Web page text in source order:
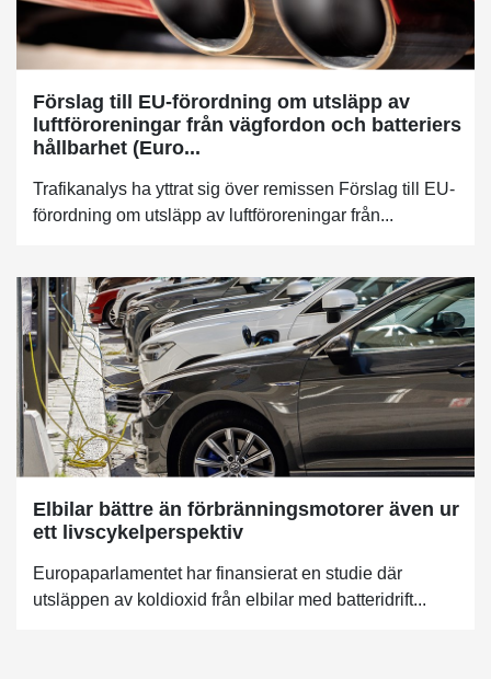
Förslag till EU-förordning om utsläpp av
luftföroreningar från vägfordon och batteriers
hållbarhet (Euro...
Trafikanalys ha yttrat sig över remissen Förslag till EU-
förordning om utsläpp av luftföroreningar från...
Elbilar bättre än förbränningsmotorer även ur
ett livscykelperspektiv
Europaparlamentet har finansierat en studie där
utsläppen av koldioxid från elbilar med batteridrift...